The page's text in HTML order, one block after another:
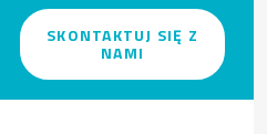
SKONTAKTUJ SIĘ Z
NAMI